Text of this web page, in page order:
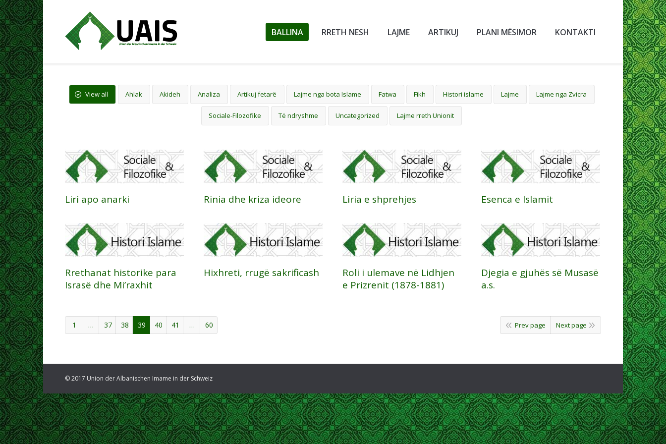
BALLINA RRETH NESH LAJME ARTIKUJ PLANI MËSIMOR KONTAKTI
View all Ahlak Akideh Analiza Artikuj fetarë Lajme nga bota Islame Fatwa Fikh Histori islame Lajme Lajme nga Zvicra
Sociale-Filozofike Të ndryshme Uncategorized Lajme rreth Unionit
Liri apo anarki Rinia dhe kriza ideore Liria e shprehjes Esenca e Islamit
Rrethanat historike para
Israsë dhe Mi’raxhit
Hixhreti, rrugë sakrificash
Roli i ulemave në Lidhjen
e Prizrenit (1878-1881)
Djegia e gjuhës së Musasë
a.s.
1 … 37 38 39 40 41 … 60 Prev page Next page
© 2017 Union der Albanischen Imame in der Schweiz